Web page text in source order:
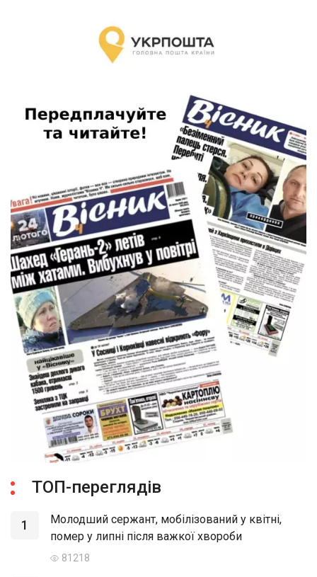
ТОП-переглядів
1
Молодший сержант, мобілізований у квітні,
помер у липні після важкої хвороби
81218